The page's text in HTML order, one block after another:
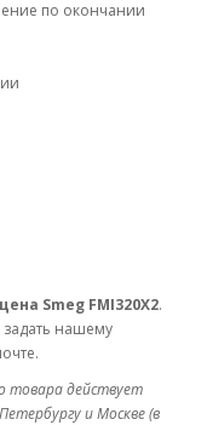
по окончании
цена Smeg FMI320X2.
нашему
товара действует
и Москве (в